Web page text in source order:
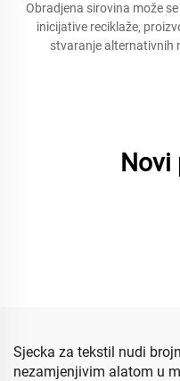
Obradjena sirovina može
inicijative reciklaže,
stvaranje alternativnih
Novi
Sjecka za tekstil nudi
nezamjenjivim alatom u